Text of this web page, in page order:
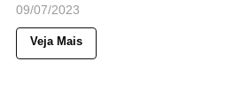
09/07/2023
Veja Mais